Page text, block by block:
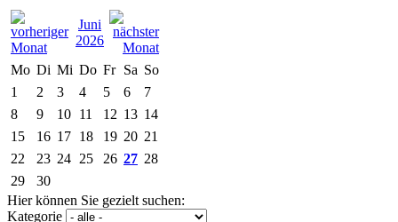
Juni
2026
Mo Di Mi Do Fr Sa So
1
2 3 4 5 6
7
8
9 10 11 12 13 14
15
16 17 18 19 20 21
22
23 24 25 26 27 28
29
30
Hier können Sie gezielt suchen:
Kategorie